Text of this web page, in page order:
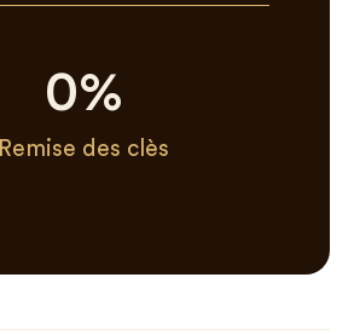
Remise des clès
0%